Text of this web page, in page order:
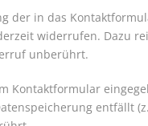
der in das
widerrufen. Dazu
unberührt.
Kontaktformular
entfällt